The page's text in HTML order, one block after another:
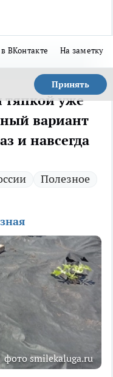
ВКонтакте На заметку
Принять
тяпкой уже
вариант
и навсегда
Полезное
фото smilekaluga.ru